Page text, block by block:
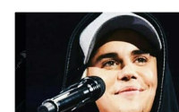
Virály
Sex a vztahy